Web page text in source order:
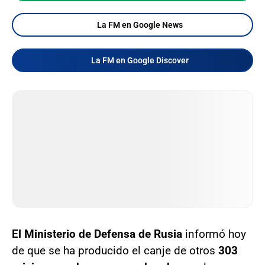
La FM en Google News
La FM en Google Discover
El Ministerio de Defensa de Rusia informó hoy
de que se ha producido el canje de otros 303